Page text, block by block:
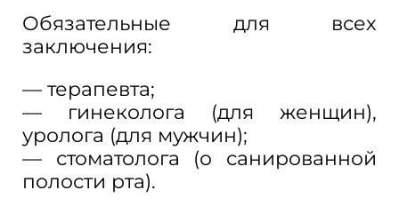
Обязательные для всех
заключения:
— терапевта;
— гинеколога (для женщин),
уролога (для мужчин);
— стоматолога (о санированной
полости рта).